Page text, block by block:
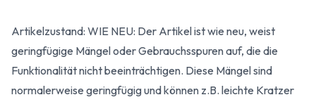
Artikelzustand: WIE NEU: Der Artikel ist wie neu, weist
geringfügige Mängel oder Gebrauchsspuren auf, die die
Funktionalität nicht beeinträchtigen. Diese Mängel sind
normalerweise geringfügig und können z.B. leichte Kratzer